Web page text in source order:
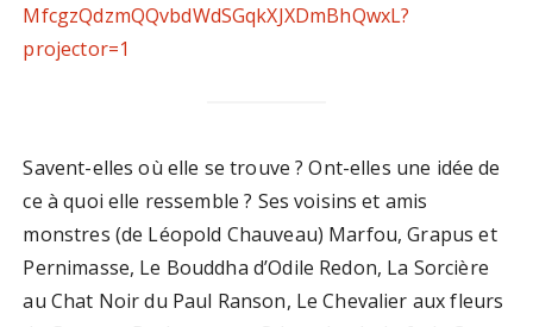
MfcgzQdzmQQvbdWdSGqkXJXDmBhQwxL?
projector=1
Savent-elles où elle se trouve ? Ont-elles une idée de
ce à quoi elle ressemble ? Ses voisins et amis
monstres (de Léopold Chauveau) Marfou, Grapus et
Pernimasse, Le Bouddha d’Odile Redon, La Sorcière
au Chat Noir du Paul Ranson, Le Chevalier aux fleurs